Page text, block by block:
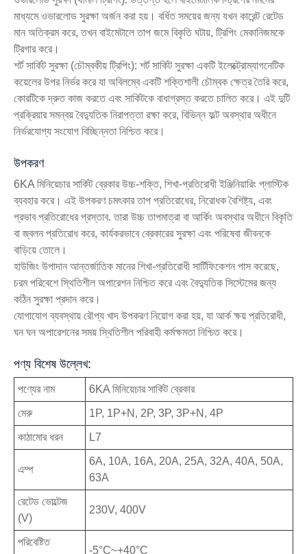
মাধ্যমে ওভারলোড সুরক্ষা অর্জন করা হয়। বর্ধিত সময়ের জন্য যখন কারেন্ট রেটেড
মান অতিক্রম করে, তখন বাইমেটালে তাপ জমে বিকৃতি ঘটায়, ট্রিপিং মেকানিজমকে
ট্রিগার করে।
শর্ট সার্কিট সুরক্ষা (চৌম্বকীয় ট্রিপিং): শর্ট সার্কিট সুরক্ষা একটি ইলেক্ট্রোম্যাগনেটিক
কয়েলের উপর নির্ভর করে যা অবিলম্বে একটি শক্তিশালী চৌম্বক ক্ষেত্র তৈরি করে,
কোরটিকে দ্রুত কাজ করতে এবং সার্কিটকে বাধাগ্রস্ত করতে চালিত করে। এই দুটি
প্রক্রিয়ার সমন্বয় বৈদ্যুতিক নিরাপত্তা রক্ষা করে, বিভিন্ন ফল্ট অবস্থার অধীনে
নির্ভরযোগ্য সংযোগ বিচ্ছিন্নতা নিশ্চিত করে।
উপকরণ
6KA মিনিয়েচার সার্কিট ব্রেকার উচ্চ-শক্তি, শিখা-প্রতিরোধী ইঞ্জিনিয়ারিং প্লাস্টিক
ব্যবহার করে। এই উপকরণ চমৎকার তাপ প্রতিরোধের, নিরোধক বৈশিষ্ট্য, এবং
প্রভাব প্রতিরোধের প্রস্তাব. তারা উচ্চ তাপমাত্রা বা আর্কিং অবস্থার অধীনে বিকৃতি
বা জ্বলন প্রতিরোধ করে, কার্যকরভাবে ব্রেকারের সুরক্ষা এবং পরিষেবা জীবনকে
বাড়িয়ে তোলে।
হাউজিং উপাদান আন্তর্জাতিক মানের শিখা-প্রতিরোধী সার্টিফিকেশন পাস করেছে,
চরম পরিবেশে স্থিতিশীল অপারেশন নিশ্চিত করে এবং বৈদ্যুতিক সিস্টেমের জন্য
কঠিন সুরক্ষা প্রদান করে।
যোগাযোগ ব্যবস্থায় রৌপ্য খাদ উপকরণ নিয়োগ করা হয়, যা আর্ক ক্ষয় প্রতিরোধী,
ঘন ঘন অপারেশনের সময় স্থিতিশীল পরিবাহী কর্মক্ষমতা নিশ্চিত করে।
পণ্য বিশেষ উল্লেখ:
পণ্যের নাম 6KA মিনিয়েচার সার্কিট ব্রেকার
মেরু 1P, 1P+N, 2P, 3P, 3P+N, 4P
কাঠামোর ধরন L7
এম্প
6A, 10A, 16A, 20A, 25A, 32A, 40A, 50A,
63A
রেটেড ভোল্টেজ
(V)
230V, 400V
পরিবেষ্টিত
-5°C~+40°C